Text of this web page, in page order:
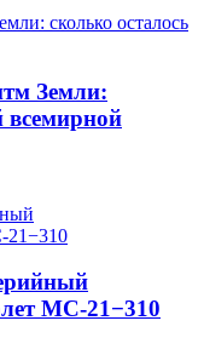
Земли:
всемирной
МС-21−310